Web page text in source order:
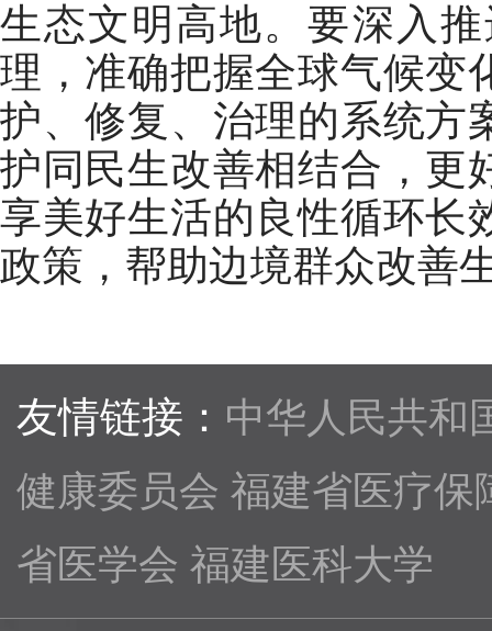
生态文明高地。要深入
理，准确把握全球气候变
护、修复、治理的系统方
护同民生改善相结合，更
享美好生活的良性循环长
政策，帮助边境群众改善
友情链接： 中华人民共和
健康委员会 福建省医疗保
省医学会 福建医科大学